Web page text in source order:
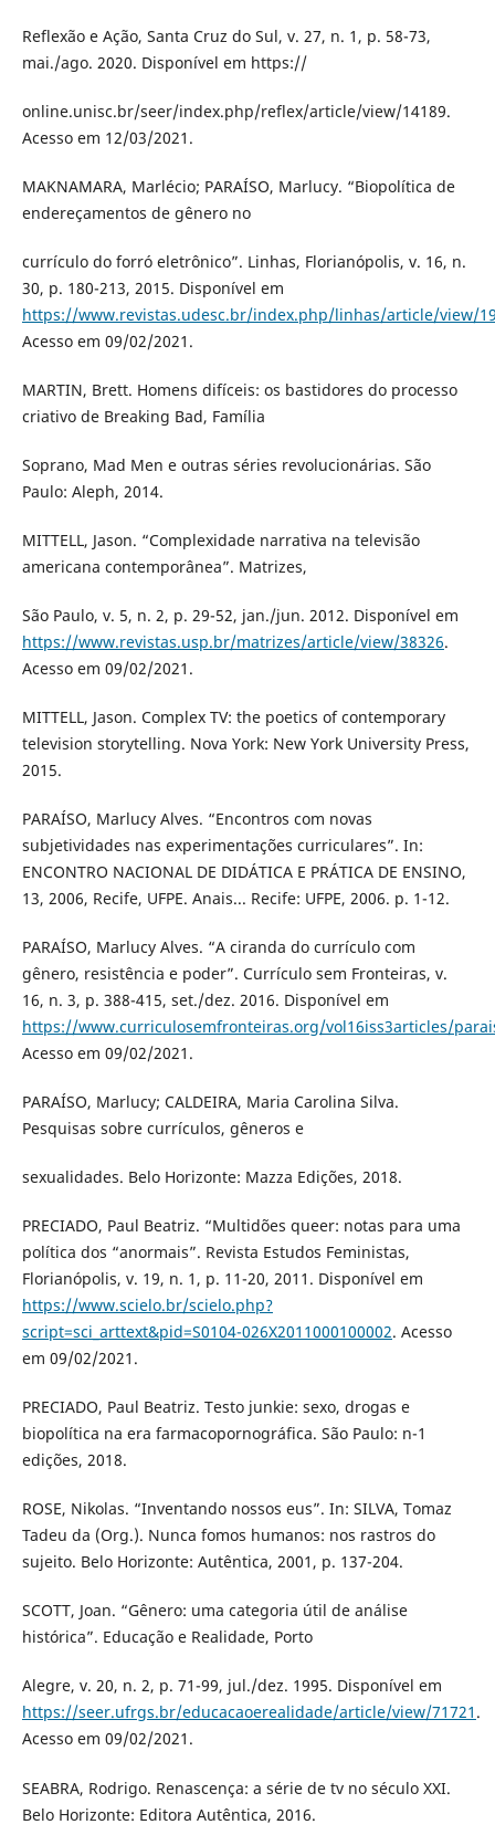
Reflexão e Ação, Santa Cruz do Sul, v. 27, n. 1, p. 58-73,
mai./ago. 2020. Disponível em https://
online.unisc.br/seer/index.php/reflex/article/view/14189.
Acesso em 12/03/2021.
MAKNAMARA, Marlécio; PARAÍSO, Marlucy. “Biopolítica de
endereçamentos de gênero no
currículo do forró eletrônico”. Linhas, Florianópolis, v. 16, n.
30, p. 180-213, 2015. Disponível em
https://www.revistas.udesc.br/index.php/linhas/article/view/
Acesso em 09/02/2021.
MARTIN, Brett. Homens difíceis: os bastidores do processo
criativo de Breaking Bad, Família
Soprano, Mad Men e outras séries revolucionárias. São
Paulo: Aleph, 2014.
MITTELL, Jason. “Complexidade narrativa na televisão
americana contemporânea”. Matrizes,
São Paulo, v. 5, n. 2, p. 29-52, jan./jun. 2012. Disponível em
https://www.revistas.usp.br/matrizes/article/view/38326.
Acesso em 09/02/2021.
MITTELL, Jason. Complex TV: the poetics of contemporary
television storytelling. Nova York: New York University Press,
2015.
PARAÍSO, Marlucy Alves. “Encontros com novas
subjetividades nas experimentações curriculares”. In:
ENCONTRO NACIONAL DE DIDÁTICA E PRÁTICA DE ENSINO,
13, 2006, Recife, UFPE. Anais... Recife: UFPE, 2006. p. 1-12.
PARAÍSO, Marlucy Alves. “A ciranda do currículo com
gênero, resistência e poder”. Currículo sem Fronteiras, v.
16, n. 3, p. 388-415, set./dez. 2016. Disponível em
https://www.curriculosemfronteiras.org/vol16iss3articles/
Acesso em 09/02/2021.
PARAÍSO, Marlucy; CALDEIRA, Maria Carolina Silva.
Pesquisas sobre currículos, gêneros e
sexualidades. Belo Horizonte: Mazza Edições, 2018.
PRECIADO, Paul Beatriz. “Multidões queer: notas para uma
política dos “anormais”. Revista Estudos Feministas,
Florianópolis, v. 19, n. 1, p. 11-20, 2011. Disponível em
https://www.scielo.br/scielo.php?
script=sci_arttext&pid=S0104-026X2011000100002. Acesso
em 09/02/2021.
PRECIADO, Paul Beatriz. Testo junkie: sexo, drogas e
biopolítica na era farmacopornográfica. São Paulo: n-1
edições, 2018.
ROSE, Nikolas. “Inventando nossos eus”. In: SILVA, Tomaz
Tadeu da (Org.). Nunca fomos humanos: nos rastros do
sujeito. Belo Horizonte: Autêntica, 2001, p. 137-204.
SCOTT, Joan. “Gênero: uma categoria útil de análise
histórica”. Educação e Realidade, Porto
Alegre, v. 20, n. 2, p. 71-99, jul./dez. 1995. Disponível em
https://seer.ufrgs.br/educacaoerealidade/article/view/71721 .
Acesso em 09/02/2021.
SEABRA, Rodrigo. Renascença: a série de tv no século XXI.
Belo Horizonte: Editora Autêntica, 2016.